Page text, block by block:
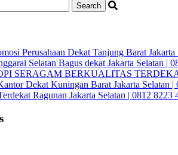
Perusahaan Dekat Tanjung Barat
Selatan Bagus dekat Jakarta Selatan |
SERAGAM BERKUALITAS
Dekat Kuningan Barat Jakarta Selatan |
Ragunan Jakarta Selatan | 0812 8223